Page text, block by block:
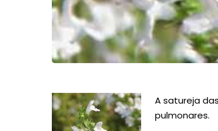
A satureja
pulmonares.